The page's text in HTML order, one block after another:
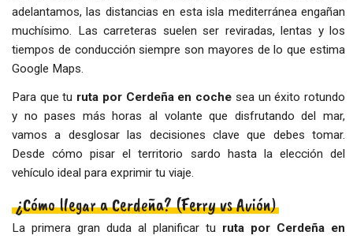
adelantamos, las distancias en esta isla mediterránea engañan
muchísimo. Las carreteras suelen ser reviradas, lentas y los
tiempos de conducción siempre son mayores de lo que estima
Google Maps.
Para que tu ruta por Cerdeña en coche sea un éxito rotundo
y no pases más horas al volante que disfrutando del mar,
vamos a desglosar las decisiones clave que debes tomar.
Desde cómo pisar el territorio sardo hasta la elección del
vehículo ideal para exprimir tu viaje.
¿Cómo llegar a Cerdeña? (Ferry vs Avión)
La primera gran duda al planificar tu ruta por Cerdeña en